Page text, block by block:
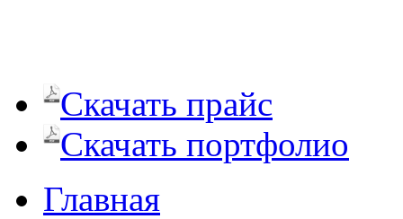
Скачать прайс
Скачать портфолио
Главная